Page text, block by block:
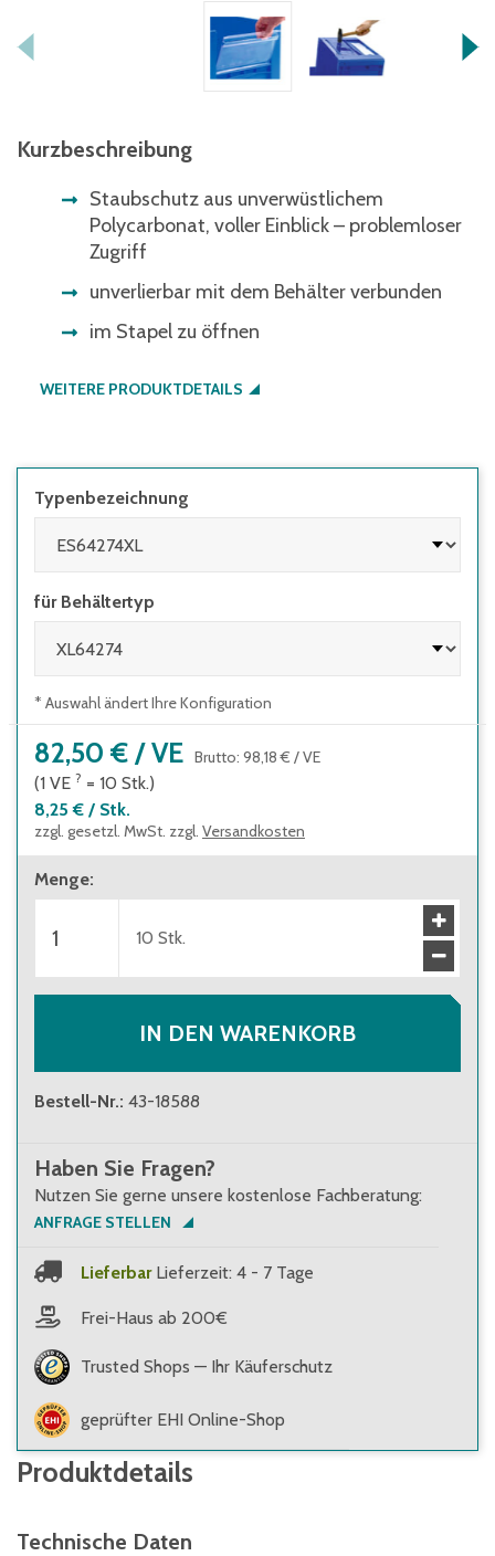
Kurzbeschreibung
Staubschutz aus unverwüstlichem
Polycarbonat, voller Einblick – problemloser
Zugriff
unverlierbar mit dem Behälter verbunden
im Stapel zu öffnen
WEITERE PRODUKTDETAILS
Typenbezeichnung
für Behältertyp
* Auswahl ändert Ihre Konfiguration
82,50 € /VE Brutto: 98,18 € /VE
(1 VE ? = 10 Stk.)
8,25 € / Stk.
zzgl. gesetzl. MwSt. zzgl. Versandkosten
Menge:
10 Stk.
IN DEN WARENKORB
Bestell-Nr.: 43-18588
Haben Sie Fragen?
Nutzen Sie gerne unsere kostenlose Fachberatung:
ANFRAGE STELLEN
Lieferbar Lieferzeit: 4 - 7 Tage
Frei-Haus ab 200€
Trusted Shops — Ihr Käuferschutz
geprüfter EHI Online-Shop
Produktdetails
Technische Daten